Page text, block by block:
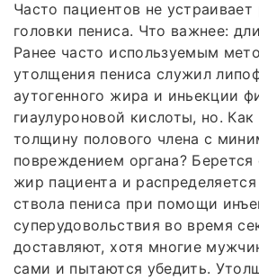
Часто пациентов не
головки пениса. Что важнее:
Ранее часто используемым
утолщения пениса служил
аутогенного жира и иньекции
гиаулуроновой кислоты, но. Как
толщину полового члена с
повреждением органа? Берется
жир пациента и
ствола пениса при помощи
суперудовольствия во время
доставляют, хотя многие
сами и пытаются убедить.